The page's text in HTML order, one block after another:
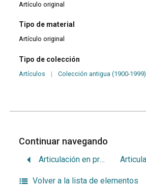
Artículo original
Tipo de material
Artículo original
Tipo de colección
Artículos | Colección antigua (1900-1999)
Continuar navegando
Articulación en prótesis
Volver a la lista de elementos